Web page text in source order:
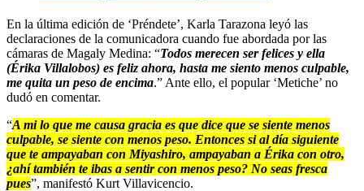
En la última edición de ‘Préndete’, Karla Tarazona leyó las
declaraciones de la comunicadora cuando fue abordada por las
cámaras de Magaly Medina: “Todos merecen ser felices y ella
(Érika Villalobos) es feliz ahora, hasta me siento menos culpable,
me quita un peso de encima.” Ante ello, el popular ‘Metiche’ no
dudó en comentar.
“A mi lo que me causa gracia es que dice que se siente menos
culpable, se siente con menos peso. Entonces si al día siguiente
que te ampayaban con Miyashiro, ampayaban a Érika con otro,
¿ahí también te ibas a sentir con menos peso? No seas fresca
pues”, manifestó Kurt Villavicencio.